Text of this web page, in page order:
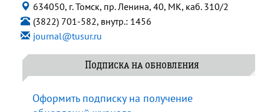
634050, г. Томск, пр. Ленина, 40, МК, каб. 310/2
(3822) 701-582, внутр.: 1456
journal@tusur.ru
Подписка на обновления
Оформить подписку на получение